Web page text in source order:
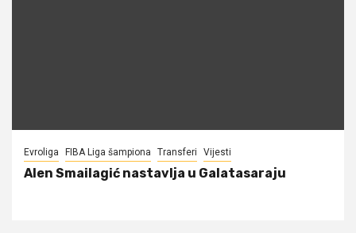
Evroliga FIBA Liga šampiona Transferi Vijesti
Alen Smailagić nastavlja u Galatasaraju